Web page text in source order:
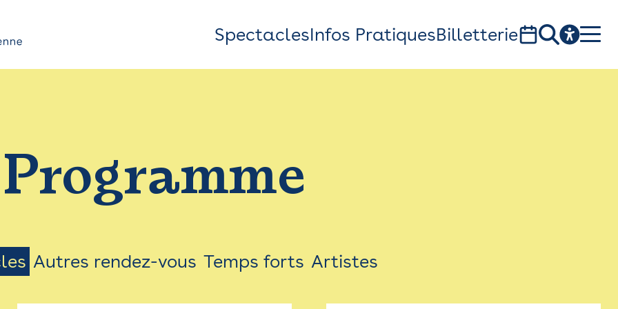
Top
Bar
Menu
SpectaclesInfos PratiquesBilletterie
1, av. du Chateau d'eau - 31300 Toulouse
Programme
Autres rendez-vous Temps forts Artistes